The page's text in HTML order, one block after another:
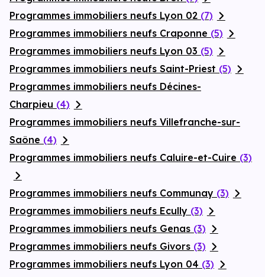
Programmes immobiliers neufs Lyon 02 (7)
Programmes immobiliers neufs Craponne (5)
Programmes immobiliers neufs Lyon 03 (5)
Programmes immobiliers neufs Saint-Priest (5)
Programmes immobiliers neufs Décines-
Charpieu (4)
Programmes immobiliers neufs Villefranche-sur-
Saône (4)
Programmes immobiliers neufs Caluire-et-Cuire (3)
Programmes immobiliers neufs Communay (3)
Programmes immobiliers neufs Ecully (3)
Programmes immobiliers neufs Genas (3)
Programmes immobiliers neufs Givors (3)
Programmes immobiliers neufs Lyon 04 (3)